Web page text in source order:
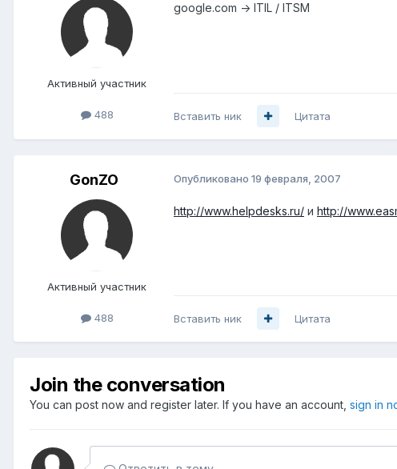
Активный участник
488
google.com -> ITIL / ITSM
Вставить ник Цитата
GonZO
Активный участник
488
Опубликовано 19 февраля, 2007
http://www.helpdesks.ru/ и http://
Вставить ник Цитата
Join the conversation
You can post now and register later. If you have an account, sign in